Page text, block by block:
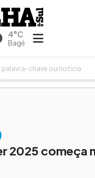
4°C
Bagé
2025 começa